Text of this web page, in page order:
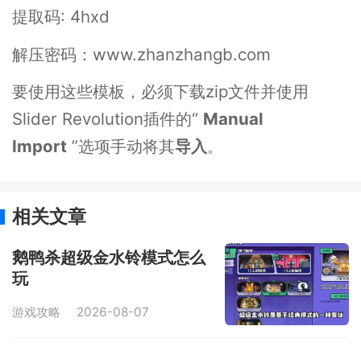
提取码: 4hxd
解压密码：www.zhanzhangb.com
要使用这些模板，必须下载zip文件并使用
Slider Revolution插件的“ Manual
Import ”选项手动将其导入。
相关文章
鹅鸭杀超级金水铃模式怎么
玩
游戏攻略 2026-08-07